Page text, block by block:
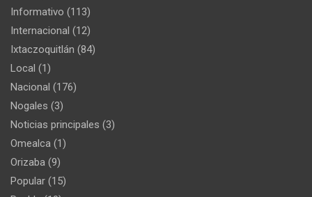
Informativo (113)
Internacional (12)
Ixtaczoquitlán (84)
Local (1)
Nacional (176)
Nogales (3)
Noticias principales (3)
Omealca (1)
Orizaba (9)
Popular (15)